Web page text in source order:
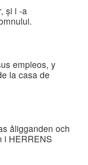
şi i -a
empleos, y
la casa de
åligganden och
i HERRENS